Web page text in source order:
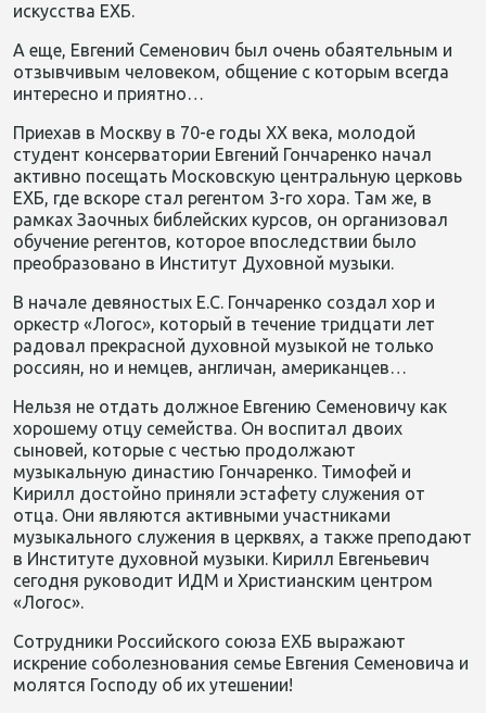
искусства ЕХБ.
А еще, Евгений Семенович был очень обаятельным и
отзывчивым человеком, общение с которым всегда
интересно и приятно…
Приехав в Москву в 70-е годы ХХ века, молодой
студент консерватории Евгений Гончаренко начал
активно посещать Московскую центральную церковь
ЕХБ, где вскоре стал регентом 3-го хора. Там же, в
рамках Заочных библейских курсов, он организовал
обучение регентов, которое впоследствии было
преобразовано в Институт Духовной музыки.
В начале девяностых Е.С. Гончаренко создал хор и
оркестр «Логос», который в течение тридцати лет
радовал прекрасной духовной музыкой не только
россиян, но и немцев, англичан, американцев…
Нельзя не отдать должное Евгению Семеновичу как
хорошему отцу семейства. Он воспитал двоих
сыновей, которые с честью продолжают
музыкальную династию Гончаренко. Тимофей и
Кирилл достойно приняли эстафету служения от
отца. Они являются активными участниками
музыкального служения в церквях, а также преподают
в Институте духовной музыки. Кирилл Евгеньевич
сегодня руководит ИДМ и Христианским центром
«Логос».
Сотрудники Российского союза ЕХБ выражают
искрение соболезнования семье Евгения Семеновича и
молятся Господу об их утешении!